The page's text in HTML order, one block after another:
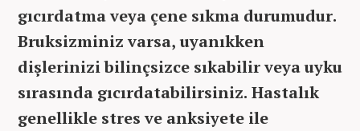
gıcırdatma veya çene sıkma durumudur.
Bruksizminiz varsa, uyanıkken
dişlerinizi bilinçsizce sıkabilir veya uyku
sırasında gıcırdatabilirsiniz. Hastalık
genellikle stres ve anksiyete ile